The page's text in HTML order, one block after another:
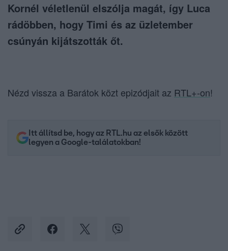
Kornél véletlenül elszólja magát, így Luca
rádöbben, hogy Timi és az üzletember
csúnyán kijátszották őt.
Nézd vissza a Barátok közt epizódjait az RTL+-on!
Itt állítsd be, hogy az RTL.hu az elsők között
legyen a Google-találatokban!